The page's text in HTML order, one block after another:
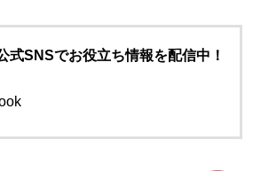
SNSでお役立ち情報を配信中！
ィンドウで開きます。